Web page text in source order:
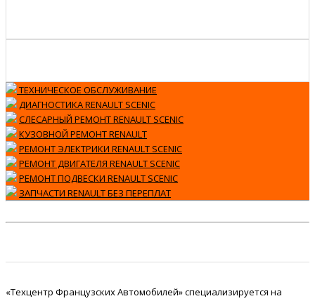
ТЕХНИЧЕСКОЕ ОБСЛУЖИВАНИЕ
ДИАГНОСТИКА RENAULT SCENIC
СЛЕСАРНЫЙ РЕМОНТ RENAULT SCENIC
КУЗОВНОЙ РЕМОНТ RENAULT
РЕМОНТ ЭЛЕКТРИКИ RENAULT SCENIC
РЕМОНТ ДВИГАТЕЛЯ RENAULT SCENIC
РЕМОНТ ПОДВЕСКИ RENAULT SCENIC
ЗАПЧАСТИ RENAULT БЕЗ ПЕРЕПЛАТ
«Техцентр Французских Автомобилей» специализируется на